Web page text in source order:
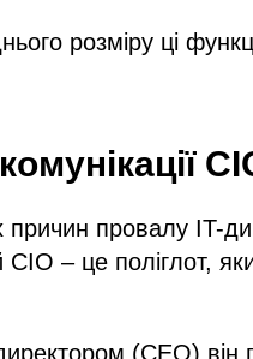
розміру ці
провалу IT-
– це поліглот,
(CEO) він